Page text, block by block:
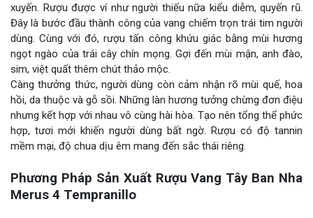
xuyến. Rượu được ví như người thiếu nữa kiểu diễm, quyến rũ.
Đây là bước đầu thành công của vang chiếm trọn trái tim người
dùng. Cùng với đó, rượu tấn công khứu giác bằng mùi hương
ngọt ngào của trái cây chín mọng. Gợi đến mùi mận, anh đào,
sim, việt quất thêm chút thảo mộc.
Càng thưởng thức, người dùng còn cảm nhận rõ mùi quế, hoa
hồi, da thuộc và gỗ sồi. Những làn hương tưởng chừng đơn điệu
nhưng kết hợp với nhau vô cùng hài hòa. Tạo nên tổng thể phức
hợp, tươi mới khiến người dùng bất ngờ. Rượu có độ tannin
mềm mại, độ chua dịu êm mang đến sắc thái riêng.
Phương Pháp Sản Xuất Rượu Vang Tây Ban Nha
Merus 4 Tempranillo